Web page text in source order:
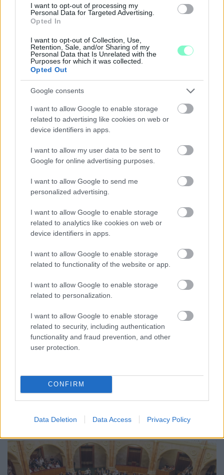
I want to opt-out of processing my
Personal Data for Targeted Advertising.
Opted In
I want to opt-out of Collection, Use,
Retention, Sale, and/or Sharing of my
Personal Data that Is Unrelated with the
Purposes for which it was collected.
Opted Out
Google consents
I want to allow Google to enable storage
related to advertising like cookies on web or
device identifiers in apps.
I want to allow my user data to be sent to
Google for online advertising purposes.
I want to allow Google to send me
personalized advertising.
I want to allow Google to enable storage
related to analytics like cookies on web or
device identifiers in apps.
I want to allow Google to enable storage
related to functionality of the website or app.
I want to allow Google to enable storage
related to personalization.
I want to allow Google to enable storage
related to security, including authentication
functionality and fraud prevention, and other
user protection.
CONFIRM
Data Deletion Data Access Privacy Policy
A RÓMAIAKTÓL AZ AGYAGKATONÁKIG –
TÁRLATVEZETÉSEK, WORKSHOP ÉS
KÖZÖNSÉGTALÁLKOZÓ VÁRJA A LÁTOGATÓKAT A
GYŐRI RÓMER MÚZEUMBAN
Ingyenes programokkal és különleges kiállításokkal készülnek a
hét második felére, a hőségriadó idején ráadásul a Várkazamata
CZUNYINÉ HARCA A GMAIL ÉS AZ ÖNKÉNY ELLEN
- LETILTOTTA A GOOGLE A VÉDVONAL LEVELEZŐ
Nem vicc! A Fidesz maradéka tényleg egy ingyenes e-mail
szolgáltatást használt, hogy megvédje a Fidesz maradékát.